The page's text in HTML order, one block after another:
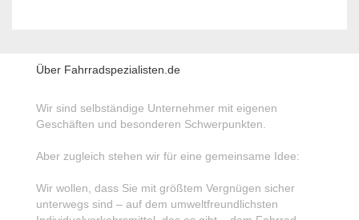
Über Fahrradspezialisten.de
Wir sind selbständige Unternehmer mit eigenen
Geschäften und besonderen Schwerpunkten.
Aber zugleich stehen wir für eine gemeinsame Idee:
Wir wollen, dass Sie mit größtem Vergnügen sicher
unterwegs sind – auf dem umweltfreundlichsten